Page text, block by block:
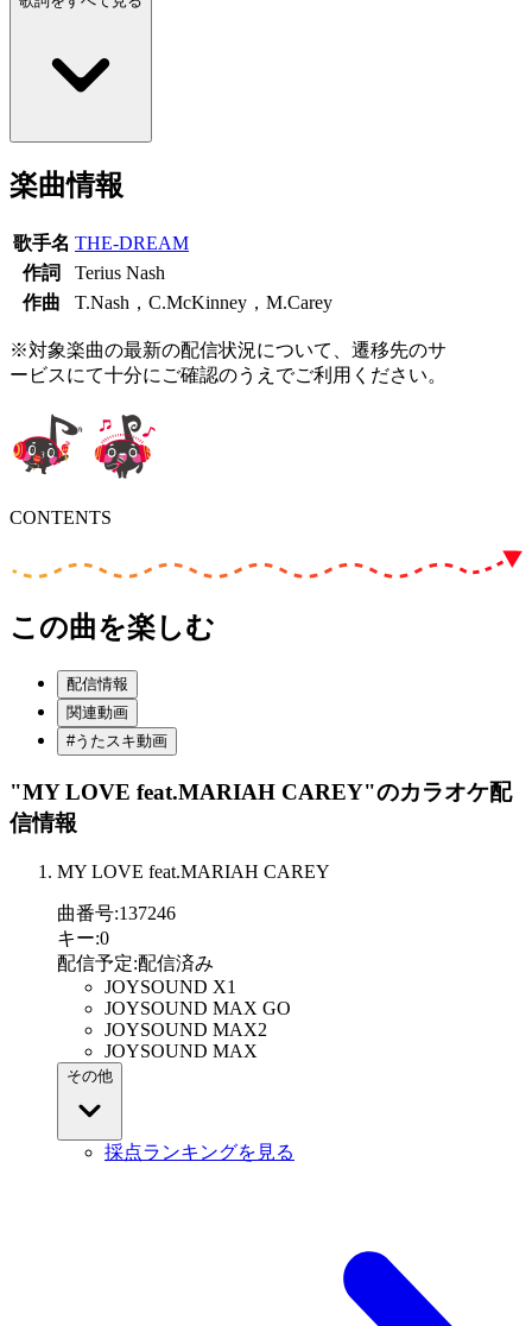
楽曲情報
歌手名 THE-DREAM
作詞
Terius Nash
作曲
T.Nash，C.McKinney，M.Carey
※対象楽曲の最新の配信状況について、遷移先のサ
ービスにて十分にご確認のうえでご利用ください。
CONTENTS
この曲を楽しむ
配信情報
関連動画
#うたスキ動画
"MY LOVE feat.MARIAH CAREY"のカラオケ配
信情報
MY LOVE feat.MARIAH CAREY
曲番号:137246
キー:0
配信予定:配信済み
JOYSOUND X1
JOYSOUND MAX GO
JOYSOUND MAX2
JOYSOUND MAX
その他
採点ランキングを見る